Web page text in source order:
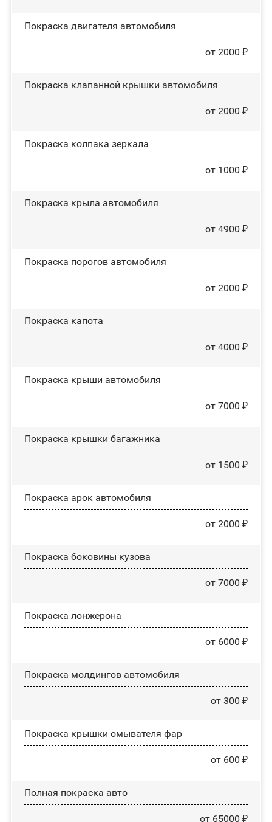
Покраска двигателя автомобиля
от 2000 ₽
Покраска клапанной крышки автомобиля
от 2000 ₽
Покраска колпака зеркала
от 1000 ₽
Покраска крыла автомобиля
от 4900 ₽
Покраска порогов автомобиля
от 2000 ₽
Покраска капота
от 4000 ₽
Покраска крыши автомобиля
от 7000 ₽
Покраска крышки багажника
от 1500 ₽
Покраска арок автомобиля
от 2000 ₽
Покраска боковины кузова
от 7000 ₽
Покраска лонжерона
от 6000 ₽
Покраска молдингов автомобиля
от 300 ₽
Покраска крышки омывателя фар
от 600 ₽
Полная покраска авто
от 65000 ₽